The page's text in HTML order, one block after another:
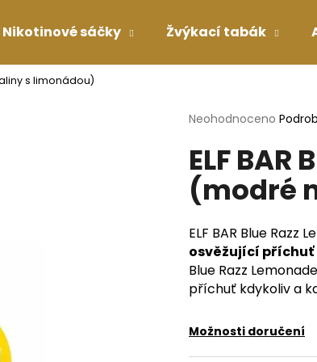
Nikotinové sáčky Žvýkací tabák
s limonádou)
Průměrné
produktu
je
0,0
z
hvězdiček.
Neohodnoceno
ELF BAR
(modré
ELF BAR Blue
osvěžující příchuť
Blue Razz
příchuť kdykoliv a
Možnosti doručení
Co potřebujete najít?
HLEDAT